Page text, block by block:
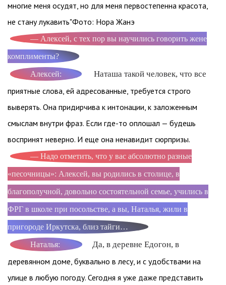
многие меня осудят, но для меня первостепенна красота,
не стану лукавить"Фото: Нора Жанэ
— Алексей, с тех пор вы научились говорить жене
комплименты?
Алексей: Наташа такой человек, что все
приятные слова, ей адресованные, требуется строго
выверять. Она придирчива к интонации, к заложенным
смыслам внутри фраз. Если где-то оплошал — будешь
воспринят неверно. И еще она ненавидит сюрпризы.
— Надо отметить, что у вас абсолютно разные
«песочницы»: Алексей, вы родились в столице, в
благополучной, довольно состоятельной семье, учились в
ФРГ в школе при посольстве, а вы, Наталья, жили в
пригороде Иркутска, близ тайги…
Наталья: Да, в деревне Едогон, в
деревянном доме, буквально в лесу, и с удобствами на
улице в любую погоду. Сегодня я уже даже представить